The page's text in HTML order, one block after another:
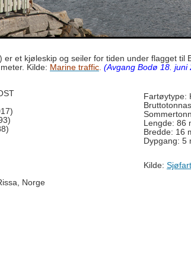
er et kjøleskip og seiler for tiden under flagget til
Kilde: Marine traffic (Avgang Bodø 18. juni
Norge
Fartøytype:
Lengde: 86
Bredde: 16
Dypgang: 5
Kilde: